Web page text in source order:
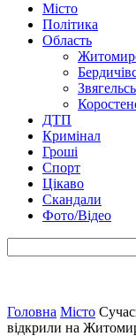
Місто
Політика
Область
ДТП
Кримінал
Гроші
Спорт
Цікаво
Скандали
Фото/Відео
Головна Місто
відкрили на